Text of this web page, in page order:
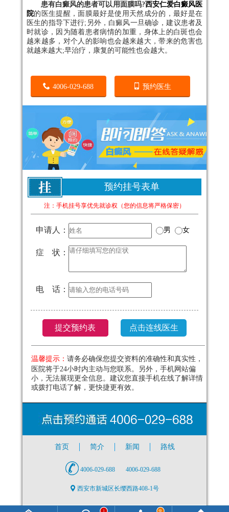
患有白癜风的患者可以用面膜吗?西安仁爱白癜风医
院的医生提醒，面膜最好是使用天然成分的，最好是在
医生的指导下进行;另外，白癜风一旦确诊，建议患者及
时就诊，因为随着患者病情的加重，身体上的白斑也会
越来越多，对个人的影响也会越来越大，带来的危害也
就越来越大;早治疗，康复的可能性也会越大。
4006-029-688 预约医生
预约挂号表单
注：手机挂号享优先就诊权（您的信息将严格保密）
申请人： 男 女
症 状：
电 话：
温馨提示： 请务必确保您提交资料的准确性和真实性，
医院将于24小时内主动与您联系。另外，手机网站偏
小，无法展现更全信息。建议您直接手机在线了解详情
或拨打电话了解，更快捷更有效。
首页 简介 新闻 路线
4006-029-688 4006-029-688
西安市新城区长缨西路408-1号
1 快